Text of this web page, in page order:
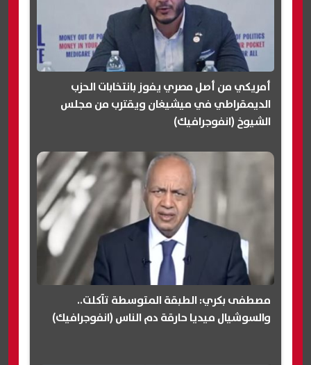
أمريكي من أصل مصري يفوز بانتخابات الحزب
الديمقراطي في ميشيغان ويقترب من مجلس
الشيوخ (انفوجرافيك)
مصطفى بكري: الطبقة المتوسطة تآكلت..
والسوشيال ميديا حارقة دم الناس (انفوجرافيك)